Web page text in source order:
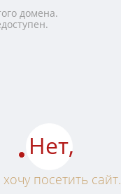
домена.
Нет,
посетить сайт.